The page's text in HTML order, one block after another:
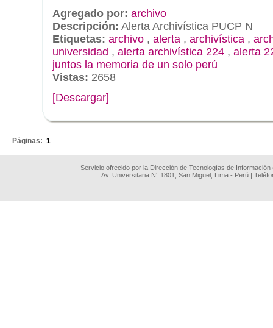
Agregado por: archivo
Descripción: Alerta Archivística PUCP N
Etiquetas: archivo , alerta , archivística ,
universidad , alerta archivística 224 , alerta
juntos la memoria de un solo perú
Vistas: 2658
[Descargar]
Páginas: 1
Servicio ofrecido por la Dirección de Tecnologías de
Av. Universitaria N° 1801, San Miguel, Lima - Perú |